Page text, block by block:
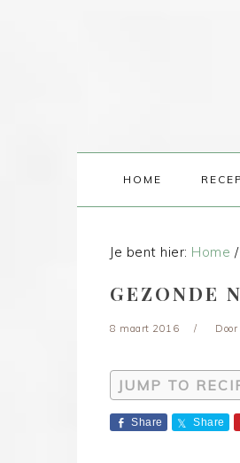
HOME
Je bent hier: Home /
GEZONDE
8 maart 2016 Door
JUMP TO
Share Share